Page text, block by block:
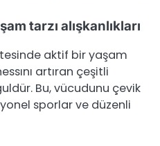
tarzı alışkanlıkları
aktif bir yaşam
artıran çeşitli
Bu, vücudunu çevik
sporlar ve düzenli